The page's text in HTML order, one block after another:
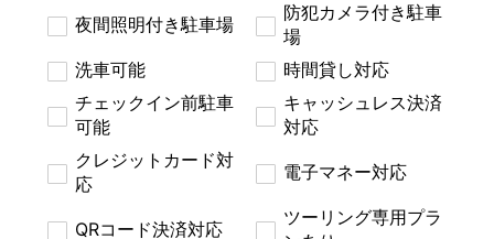
夜間照明付き駐車場
防犯カメラ付き駐車
場
洗車可能
時間貸し対応
チェックイン前駐車
可能
キャッシュレス決済
対応
クレジットカード対
応
電子マネー対応
QRコード決済対応
ツーリング専用プラ